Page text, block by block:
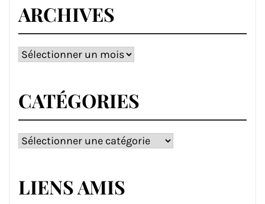
ARCHIVES
Archives
CATÉGORIES
Catégories
LIENS AMIS